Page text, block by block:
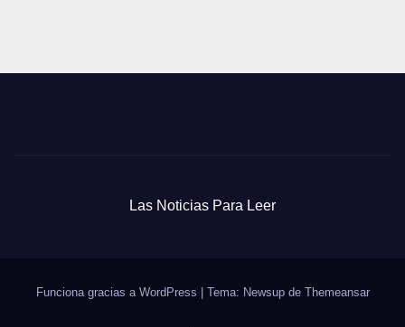
Las Noticias Para Leer
Funciona gracias a WordPress | Tema: Newsup de Themeansar